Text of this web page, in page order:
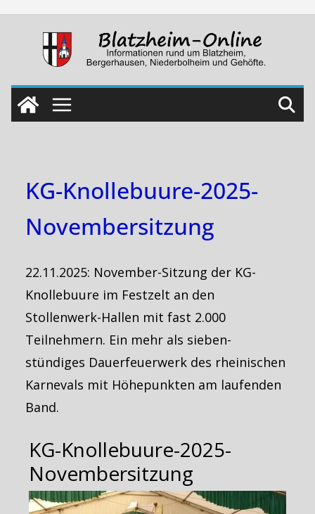
Skip
content
KG-Knollebuure-2025-
Novembersitzung
22.11.2025: November-Sitzung der KG-
Knollebuure im Festzelt an den
Stollenwerk-Hallen mit fast 2.000
Teilnehmern. Ein mehr als sieben-
stündiges Dauerfeuerwerk des rheinischen
Karnevals mit Höhepunkten am laufenden
Band.
KG-Knollebuure-2025-
Novembersitzung